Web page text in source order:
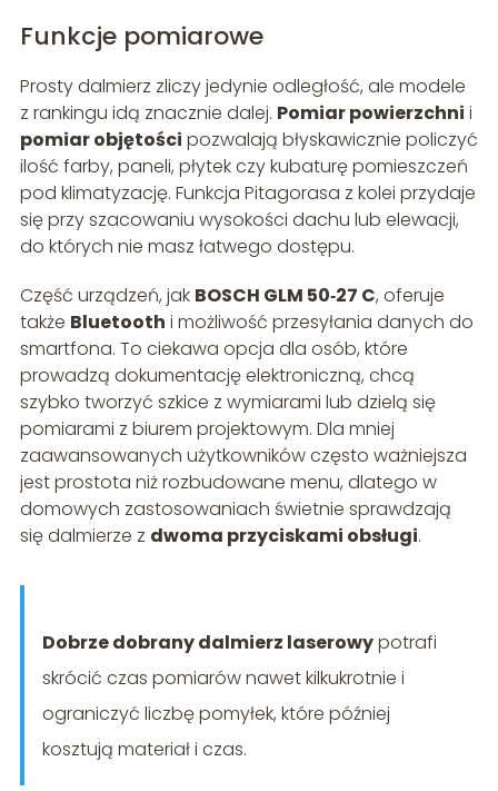
Funkcje pomiarowe
Prosty dalmierz zliczy jedynie odległość, ale modele
z rankingu idą znacznie dalej. Pomiar powierzchni i
pomiar objętości pozwalają błyskawicznie policzyć
ilość farby, paneli, płytek czy kubaturę pomieszczeń
pod klimatyzację. Funkcja Pitagorasa z kolei przydaje
się przy szacowaniu wysokości dachu lub elewacji,
do których nie masz łatwego dostępu.
Część urządzeń, jak BOSCH GLM 50‑27 C, oferuje
także Bluetooth i możliwość przesyłania danych do
smartfona. To ciekawa opcja dla osób, które
prowadzą dokumentację elektroniczną, chcą
szybko tworzyć szkice z wymiarami lub dzielą się
pomiarami z biurem projektowym. Dla mniej
zaawansowanych użytkowników często ważniejsza
jest prostota niż rozbudowane menu, dlatego w
domowych zastosowaniach świetnie sprawdzają
się dalmierze z dwoma przyciskami obsługi.
Dobrze dobrany dalmierz laserowypotrafi
skrócić czas pomiarów nawet kilkukrotnie i
ograniczyć liczbę pomyłek, które później
kosztują materiał i czas.